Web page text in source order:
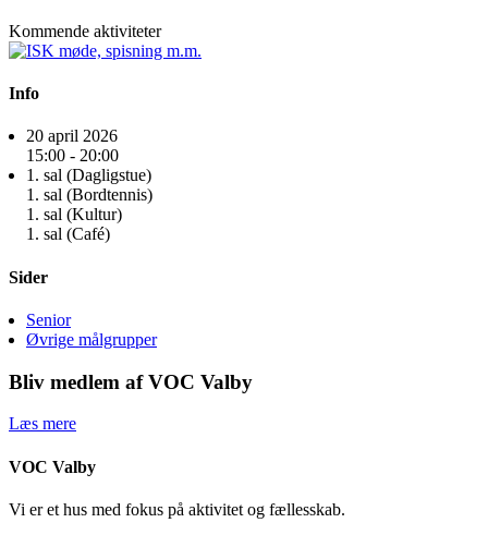
Kommende aktiviteter
Info
20 april 2026
15:00 - 20:00
1. sal (Dagligstue)
1. sal (Bordtennis)
1. sal (Kultur)
1. sal (Café)
Sider
Senior
Øvrige målgrupper
Bliv medlem af VOC Valby
Læs mere
VOC Valby
Vi er et hus med fokus på aktivitet og fællesskab.